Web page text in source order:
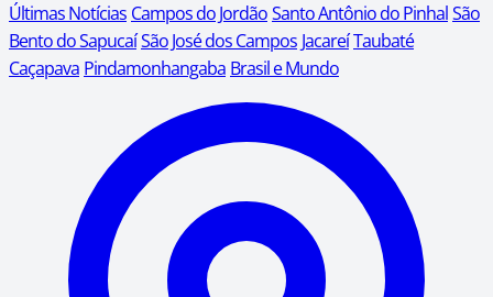
Últimas Notícias Campos do JordãoSanto Antônio do PinhalSão
Bento do SapucaíSão José dos Campos JacareíTaubaté
Caçapava Pindamonhangaba Brasil e Mundo